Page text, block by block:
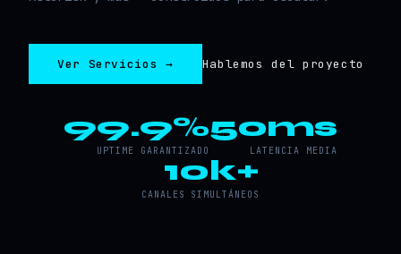
Ver Servicios → Hablemos del proyecto
99.9%
UPTIME GARANTIZADO
50ms
LATENCIA MEDIA
10k+
CANALES SIMULTÁNEOS